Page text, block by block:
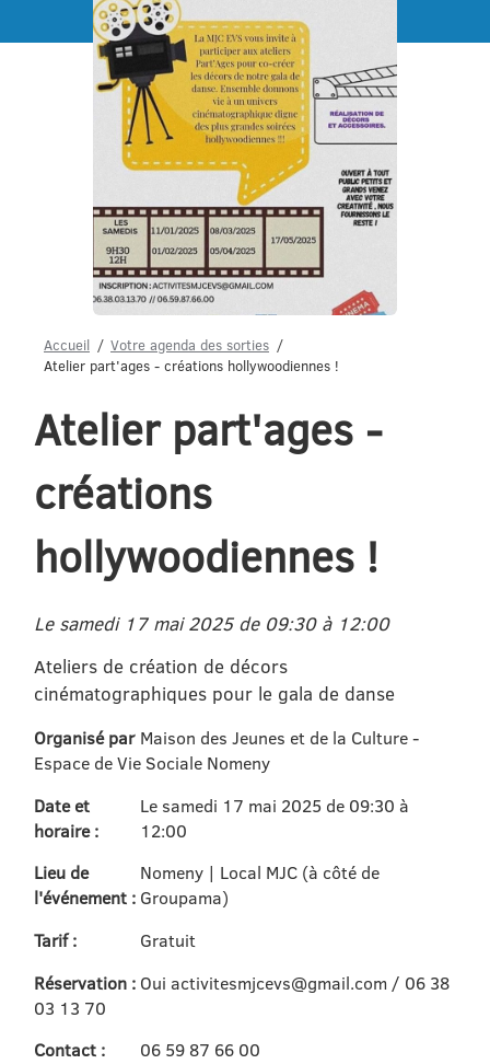
Menu
Accueil
Votre agenda des sorties
Atelier part'ages - créations hollywoodiennes !
Atelier part'ages -
créations
hollywoodiennes !
Le samedi 17 mai 2025 de 09:30 à 12:00
Ateliers de création de décors
cinématographiques pour le gala de danse
Organisé par Maison des Jeunes et de la Culture -
Espace de Vie Sociale Nomeny
Date et
horaire :
Le samedi 17 mai 2025 de 09:30 à
12:00
Lieu de
l'événement :
Nomeny | Local MJC (à côté de
Groupama)
Tarif :
Gratuit
Réservation : Oui activitesmjcevs@gmail.com / 06 38
03 13 70
Contact :
06 59 87 66 00